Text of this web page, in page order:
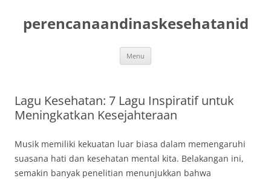
content
perencanaandinaskesehatanid
Menu
Lagu Kesehatan: 7 Lagu Inspiratif untuk
Meningkatkan Kesejahteraan
Musik memiliki kekuatan luar biasa dalam memengaruhi
suasana hati dan kesehatan mental kita. Belakangan ini,
semakin banyak penelitian menunjukkan bahwa